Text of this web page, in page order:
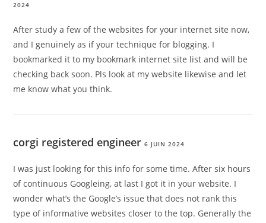
2024
After study a few of the websites for your internet site now,
and I genuinely as if your technique for blogging. I
bookmarked it to my bookmark internet site list and will be
checking back soon. Pls look at my website likewise and let
me know what you think.
corgi registered engineer 6 JUIN 2024
I was just looking for this info for some time. After six hours
of continuous Googleing, at last I got it in your website. I
wonder what’s the Google’s issue that does not rank this
type of informative websites closer to the top. Generally the